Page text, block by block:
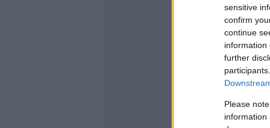
sensitive
confirm
continue
information
further
Please
information